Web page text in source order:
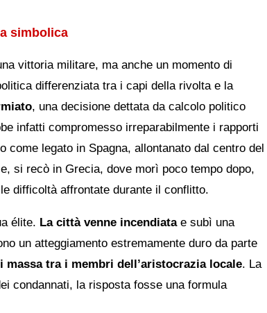
simbolica
vittoria militare, ma anche un momento di
differenziata tra i capi della rivolta e la
, una decisione dettata da calcolo politico
infatti compromesso irreparabilmente i rapporti
come legato in Spagna, allontanato dal centro del
si recò in Grecia, dove morì poco tempo dopo,
difficoltà affrontate durante il conflitto.
élite. La città venne incendiatae subì una
un atteggiamento estremamente duro da parte
massa tra i membri dell’aristocrazia locale. La
condannati, la risposta fosse una formula